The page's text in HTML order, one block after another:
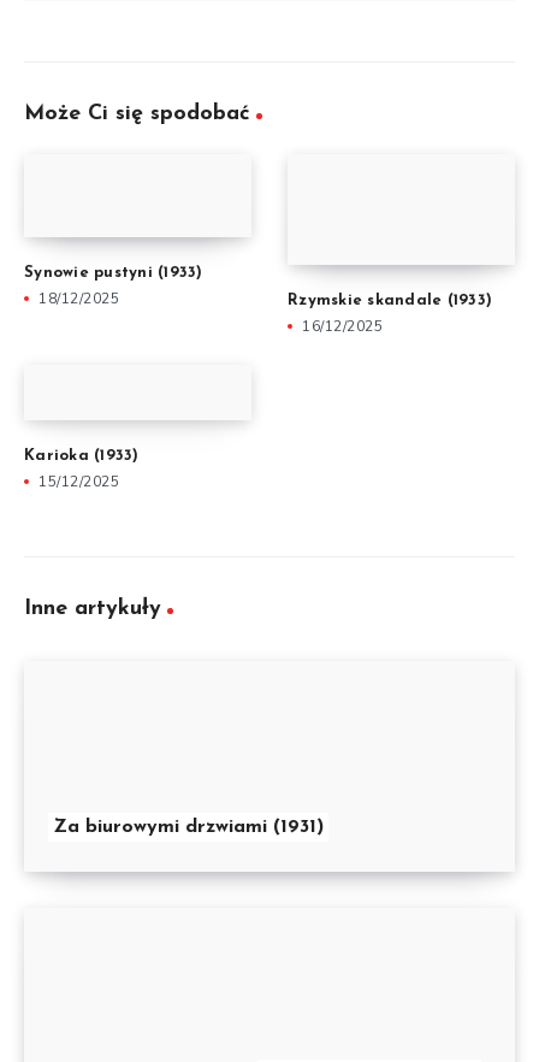
Może Ci się spodobać
Synowie pustyni (1933)
18/12/2025 Rzymskie skandale (1933)
16/12/2025
Karioka (1933)
15/12/2025
Inne artykuły
Za biurowymi drzwiami (1931)